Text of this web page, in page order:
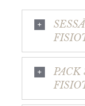
PACK